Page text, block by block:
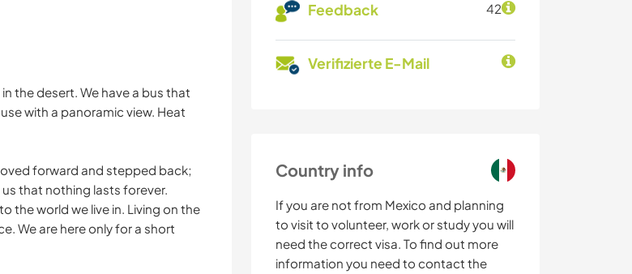
Feedback 42
Verifizierte E-Mail
Country info
If you are not from Mexico and planning
to visit to volunteer, work or study you will
need the correct visa. To find out more
information you need to contact the
the desert. We have a bus that
with a panoramic view. Heat
forward and stepped back;
that nothing lasts forever.
the world we live in. Living on the
We are here only for a short